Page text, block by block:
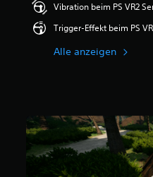
Vibration beim PS VR2
Trigger-Effekt beim PS
Alle anzeigen